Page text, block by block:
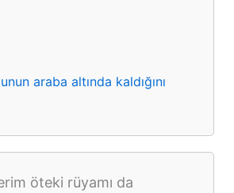
araba altında kaldığını
öteki rüyamı da